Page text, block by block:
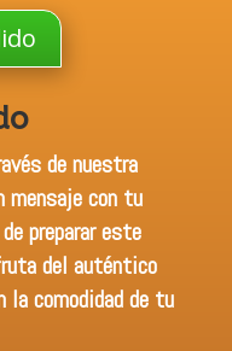
de nuestra
mensaje con tu
preparar este
del auténtico
la comodidad de tu